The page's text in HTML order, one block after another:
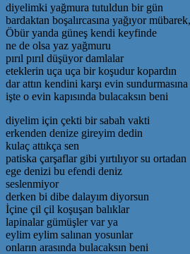
diyelimki yağmura tutuldun bir gün
bardaktan boşalırcasına yağıyor mübarek,
Öbür yanda güneş kendi keyfinde
ne de olsa yaz yağmuru
pırıl pırıl düşüyor damlalar
eteklerin uça uça bir koşudur kopardın
dar attın kendini karşı evin sundurmasına
işte o evin kapısında bulacaksın beni
diyelim için çekti bir sabah vakti
erkenden denize gireyim dedin
kulaç attıkça sen
patiska çarşaflar gibi yırtılıyor su ortadan
ege denizi bu efendi deniz
seslenmiyor
derken bi dibe dalayım diyorsun
İçine çil çil koşuşan balıklar
lapinalar gümüşler var ya
eylim eylim salınan yosunlar
onların arasında bulacaksın beni